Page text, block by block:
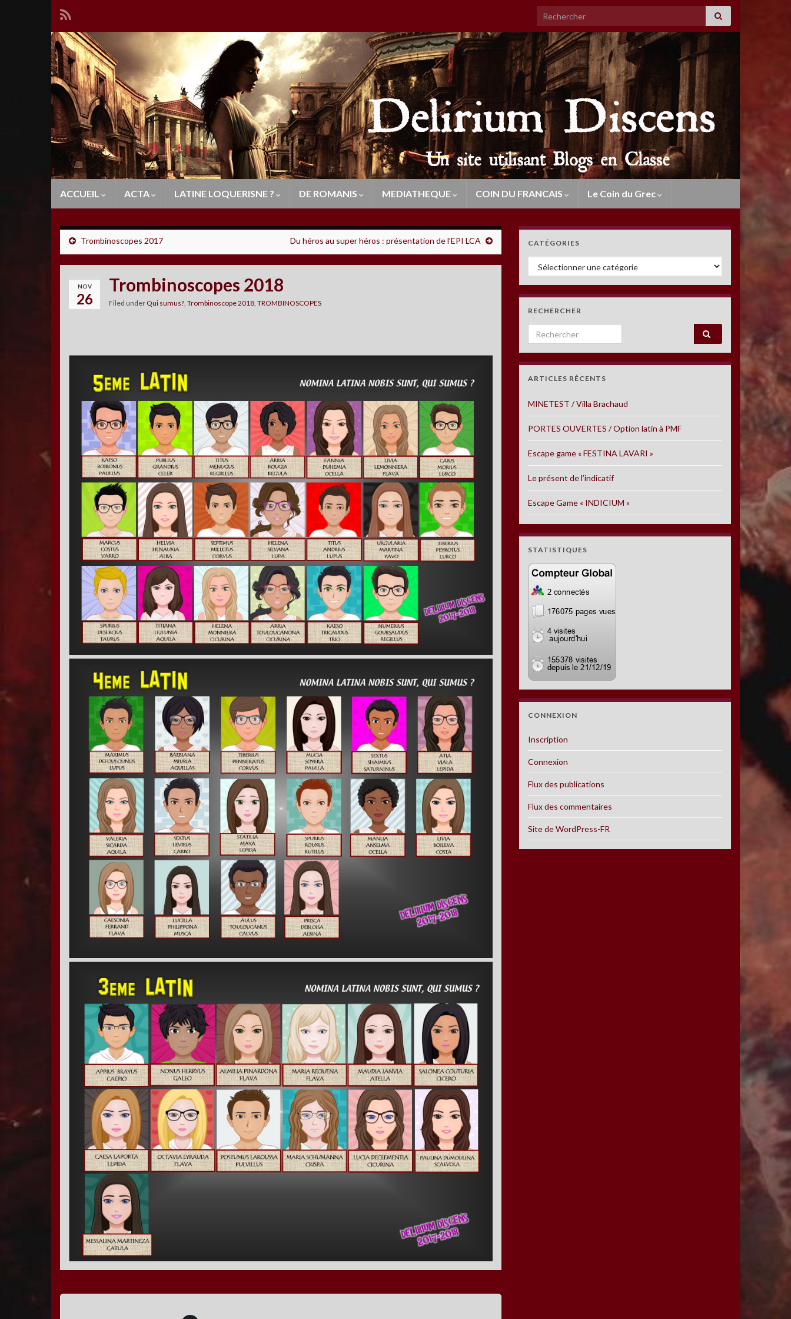
Search for:
ACCUEIL ACTA LATINE LOQUERISNE ? DE ROMANIS MEDIATHEQUE COIN DU FRANCAIS Le Coin du Grec
Trombinoscopes 2017 Du héros au super héros : présentation de l’EPI LCA
NOV
26
Trombinoscopes 2018
Filed under Qui sumus?, Trombinoscope 2018, TROMBINOSCOPES
CATÉGORIES
Catégories
RECHERCHER
Search for:
ARTICLES RÉCENTS
MINETEST / Villa Brachaud
PORTES OUVERTES / Option latin à PMF
Escape game « FESTINA LAVARI »
Le présent de l’indicatif
Escape Game « INDICIUM »
STATISTIQUES
CONNEXION
Inscription
Connexion
Flux des publications
Flux des commentaires
Site de WordPress-FR